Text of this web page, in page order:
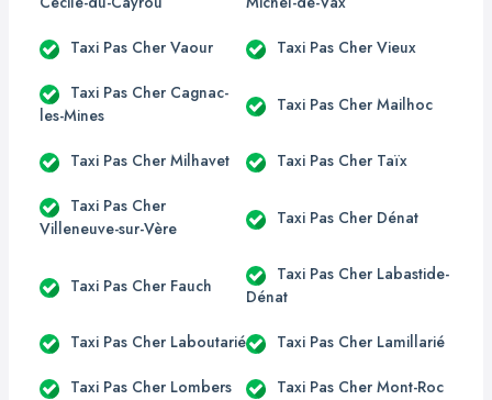
Taxi Pas Cher Vaour Taxi Pas Cher Vieux
Taxi Pas Cher Cagnac-
les-Mines
Taxi Pas Cher Mailhoc
Taxi Pas Cher Milhavet Taxi Pas Cher Taïx
Taxi Pas Cher
Villeneuve-sur-Vère
Taxi Pas Cher Dénat
Taxi Pas Cher Fauch
Taxi Pas Cher Labastide-
Dénat
Taxi Pas Cher Laboutarié Taxi Pas Cher Lamillarié
Taxi Pas Cher Lombers Taxi Pas Cher Mont-Roc